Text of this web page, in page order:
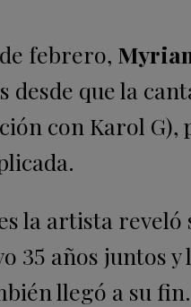
febrero,
desde que la
con Karol
la artista
35 años juntos
llegó a su fin.